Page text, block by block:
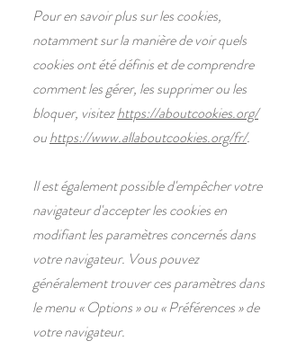
Pour en savoir plus sur les cookies,
notamment sur la manière de voir quels
cookies ont été définis et de comprendre
comment les gérer, les supprimer ou les
bloquer, visitezhttps://aboutcookies.org/
ouhttps://www.allaboutcookies.org/fr/.
Il est également possible d'empêcher votre
navigateur d'accepter les cookies en
modifiant les paramètres concernés dans
votre navigateur. Vous pouvez
généralement trouver ces paramètres dans
le menu«Options»ou«Préférences»de
votre navigateur.